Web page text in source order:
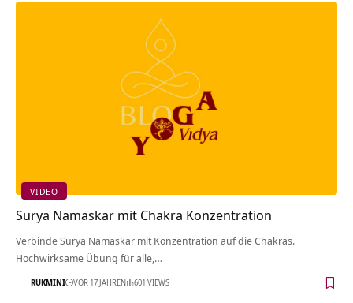
VIDEO
Surya Namaskar mit Chakra Konzentration
Verbinde Surya Namaskar mit Konzentration auf die Chakras.
Hochwirksame Übung für alle,…
RUKMINI VOR 17 JAHREN 601 VIEWS